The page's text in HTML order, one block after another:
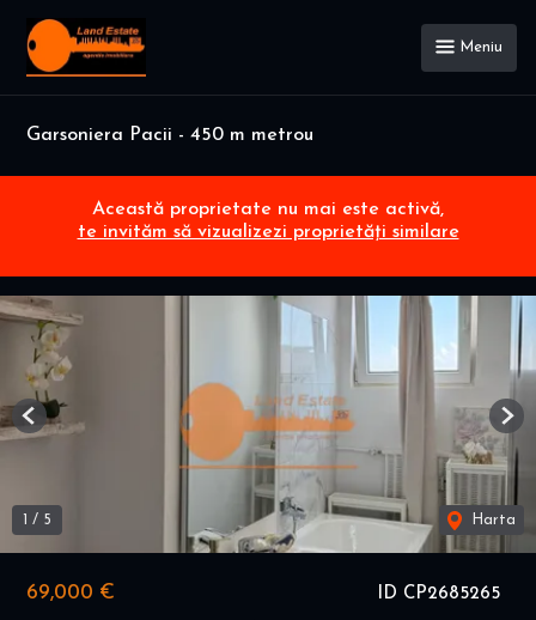
Meniu
Garsoniera Pacii - 450 m metrou
Această proprietate nu mai este activă,
te invităm să vizualizezi proprietăți similare
ID CP2685265
69,000 €
/ 5 Harta
Previous